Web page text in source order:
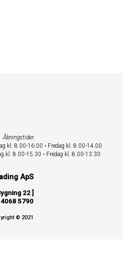
Åbningstider:
kl. 8.00-16.00 • Fredag kl. 8.00-14.00
kl. 8.00-15.30 • Fredag kl. 8.00-13.30
ApS
22 ]
4068 5790
© 2021